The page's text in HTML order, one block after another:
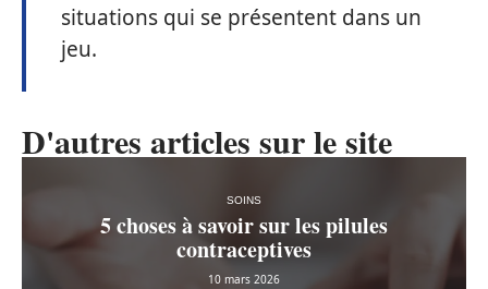
situations qui se présentent dans un
jeu.
D'autres articles sur le site
SOINS
5 choses à savoir sur les pilules
contraceptives
10 mars 2026